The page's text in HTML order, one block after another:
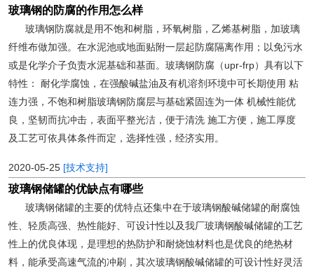
玻璃钢的防腐的作用怎么样
玻璃钢防腐就是用不饱和树脂，环氧树脂，乙烯基树脂，加玻璃
纤维布做加强。在水泥池或地面贴附一层起防腐隔离作用；以免污水
或是化学介子负责水泥基础和基面。玻璃钢防腐（upr-frp）具有以下
特性： 耐化学腐蚀，在强酸碱盐油及有机溶剂环境中可长期使用 粘
连力强，不饱和树脂玻璃钢防腐层与基础紧固连为一体 机械性能优
良，坚韧而抗冲击，表面平整光洁，便于清洗 施工方便，施工厚度
及工艺可依具体条件而定，选择性强，经济实用。
2020-05-25 [技术支持]
玻璃钢储罐的优缺点有哪些
玻璃钢储罐的主要的优特点还集中在于玻璃钢酸碱储罐的耐腐蚀
性、轻质高强、热性能好、可设计性以及我厂玻璃钢酸碱储罐的工艺
性上的优良体现，是理想的热防护和耐烧蚀材料也是优良的绝热材
料，能承受高速气流的冲刷，其次玻璃钢酸碱储罐的可设计性好灵活